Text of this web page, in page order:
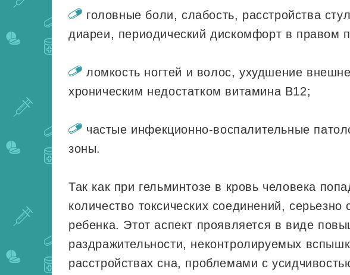
головные боли, слабость, расстройства
диареи, периодический дискомфорт в правом
ломкость ногтей и волос, ухудшение
хроническим недостатком витамина В12;
частые инфекционно-воспалительные
зоны.
Так как при гельминтозе в кровь человека
количество токсических соединений,
ребенка. Этот аспект проявляется в виде
раздражительности, неконтролируемых
расстройствах сна, проблемами с